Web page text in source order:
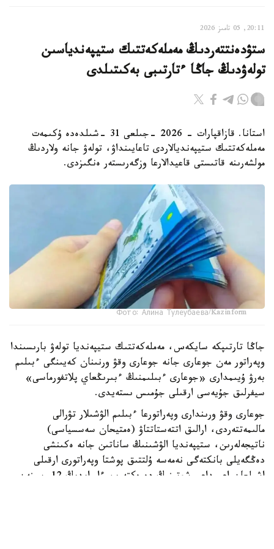
20:11, 05 تامىز 2026
ستۋدەنتتەردىڭ مەملەكەتتىك ستيپەندياسىن
تولەۋدىڭ جاڭا ءتارتىبى بەكىتىلدى
استانا. قازاقپارات - 2026 -جىلعى 31 -شىلدەدە ۇكىمەت
مەملەكەتتىك ستيپەنديالاردى تاعايىنداۋ، تولەۋ جانە ولاردىڭ
مولشەرىنە قاتىستى قاعيدالارعا وزگەرىستەر ەنگىزدى.
Фото: Алина Тулеубаева/Kazinform
جاڭا تارتىپكە سايكەس، مەملەكەتتىك ستيپەنديا تولەۋ بارىسىندا
وپەراتور مەن جوعارى جانە جوعارى وقۋ ورنىنان كەيىنگى ءبىلىم
بەرۋ ۇيىمدارى «جوعارى ءبىلىمنىڭ ءبىرىڭعاي پلاتفورماسى»
سيفرلىق جۇيەسى ارقىلى جۇمىس ىستەيدى.
جوعارى وقۋ ورىندارى وپەراتورعا ءبىلىم الۋشىلار تۋرالى
مالىمەتتەردى، ارالىق اتتەستاتتاۋ (ەمتيحان سەسسياسى)
ناتيجەلەرىن، ستيپەنديا الۋشىنىڭ ساناتىن جانە ەكىنشى
دەڭگەيلى بانكتەگى نەمەسە ۇلتتىق پوشتا وپەراتورى ارقىلى
اشىلعان اعىمداعى شوتىنىڭ دەرەكتەرىن ءار ايدىڭ 12-سىنەن